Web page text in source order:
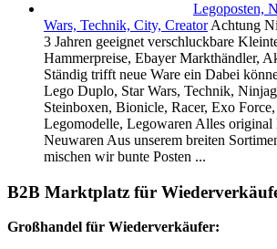
Legoposten,
Wars, Technik, City, Creator Achtung
3 Jahren geeignet verschluckbare
Hammerpreise, Ebayer Markthändler,
Ständig trifft neue Ware ein Dabei
Lego Duplo, Star Wars, Technik,
Steinboxen, Bionicle, Racer, Exo
Legomodelle, Legowaren Alles
Neuwaren Aus unserem breiten
mischen wir bunte Posten ...
B2B Marktplatz für
Großhandel für Wiederverkäufer: